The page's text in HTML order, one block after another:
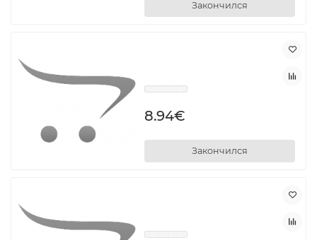
Закончился
8.94€
Закончился